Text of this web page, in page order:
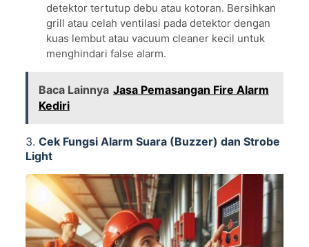
detektor tertutup debu atau kotoran. Bersihkan
grill atau celah ventilasi pada detektor dengan
kuas lembut atau vacuum cleaner kecil untuk
menghindari false alarm.
Baca Lainnya Jasa Pemasangan Fire Alarm
Kediri
3. Cek Fungsi Alarm Suara (Buzzer) dan Strobe
Light